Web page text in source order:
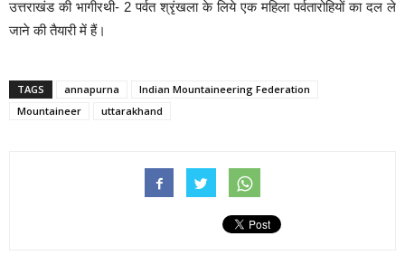
उत्तराखंड की भागीरथी- 2 पर्वत श्रृंखला के लिये एक महिला पर्वतारोहियों का दल ले
जाने की तैयारी में हैं।
TAGS annapurna
Indian Mountaineering Federation
Mountaineer
uttarakhand